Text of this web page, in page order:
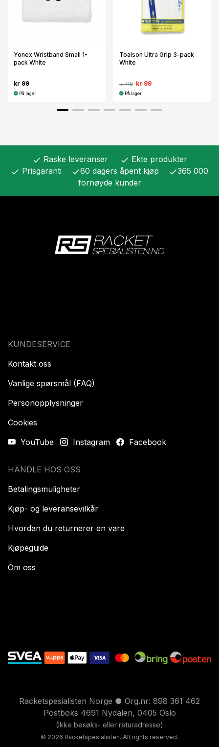
Yonex Wristband Small 1-
pack White
kr 99
På lager
Toalson Ultra Grip 3-pack
White
kr 119 kr 99
På lager
check Raske leveranser check Ekte produkter
check Prisgaranti check60 dagers åpent kjøp check365 000
fornøyde kunder
KUNDESERVICE
Kontakt oss
Vanlige spørsmål (FAQ)
Personopplysninger
Cookies
YouTube
Instagram Facebook
HANDLE HOS OSS
Betalingsmuligheter
Kjøp- og leveransevilkår
Hvordan du returnerer en vare
Kjøpeguide
Om oss
Racketspesialisten Norge ● Org.nr: 898 361 462
Postboks 4691 Nydalen, 0405 Oslo
(Ikke besøks- eller returadresse)
© 2026 Racketspesialisten. All rights reserved.